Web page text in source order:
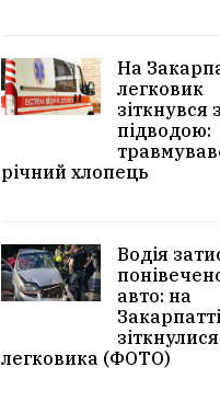
На
легковик
зіткнувся з
підводою:
річний хлопець
Водія
авто: на
Закарпатті
легковика (ФОТО)